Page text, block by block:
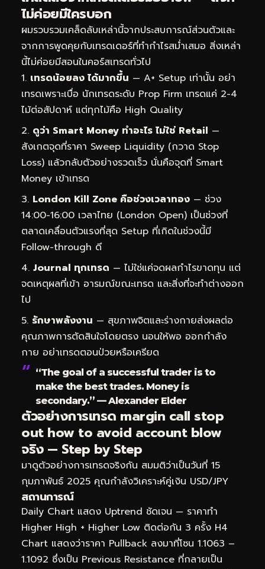
ไม่ค่อยมีใครบอก
ผมรวบรวมเคล็ดลับเหล่านี้จากประสบการณ์ส่วนตัวและ
จากการพูดคุยกับเทรดเดอร์ที่ทำกำไรสม่ำเสมอ สิ่งเหล่า
นี้ไม่ค่อยมีสอนในคอร์สเทรดทั่วไป
เทรดน้อยลง ได้มากขึ้น — A+ Setup เท่านั้น อย่า
เทรดเพราะเบื่อ นักเทรดระดับ Prop Firm เทรดแค่ 2-4
ไม้ต่อสัปดาห์ แต่ทุกไม้คือ High Quality
ดูว่า Smart Money ทำอะไร ไม่ใช่ Retail —
สังเกตจุดที่ราคา Sweep Liquidity (กวาด Stop
Loss) แล้วกลับตัวอย่างรวดเร็ว นั่นคือจุดที่ Smart
Money เข้าเทรด
London Kill Zone คือช่วงเวลาทอง — ช่วง
14:00-16:00 เวลาไทย (London Open) เป็นช่วงที่
ตลาดเคลื่อนตัวแรงที่สุด Setup ที่เกิดในช่วงนี้มี
Follow-through ดี
Journal ทุกเทรด — ไม่ใช่แค่จดผลกำไรขาดทุน แต่
จดเหตุผลที่เข้า อารมณ์ขณะเทรด และสิ่งที่จะทำต่างออก
ไป
รักษาพลังงาน — สุขภาพจิตและร่างกายส่งผลต่อ
คุณภาพการตัดสินใจโดยตรง นอนให้พอ ออกกำลัง
กาย อย่าเทรดตอนป่วยหรือเครียด
“The goal of a successful trader is to
make the best trades. Money is
secondary.” — Alexander Elder
ตัวอย่างการเทรด margin call stop
out how to avoid account blow
จริง — Step by Step
มาดูตัวอย่างการเทรดจริงกัน สมมติว่าเป็นวันที่ 15
กุมภาพันธ์ 2025 คุณกำลังวิเคราะห์คู่เงิน USD/JPY
สถานการณ์
Daily Chart แสดง Uptrend ชัดเจน — ราคาทำ
Higher High + Higher Low ติดต่อกัน 3 ครั้ง H4
Chart แสดงว่าราคา Pullback ลงมาที่โซน 1.1063 –
1.1092 ซึ่งเป็น Previous Resistance ที่กลายเป็น